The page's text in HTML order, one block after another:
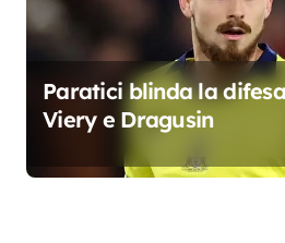
Paratici blinda la
Viery e Dragusin